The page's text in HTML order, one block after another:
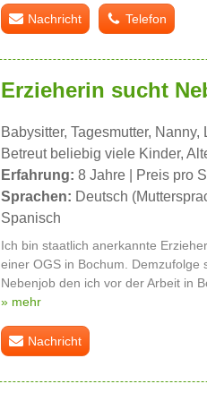
Nachricht Telefon
Erzieherin sucht
Babysitter, Tagesmutter, Nanny,
Betreut beliebig viele Kinder,
Erfahrung: 8 Jahre | Preis pro
Sprachen: Deutsch
Spanisch
Ich bin staatlich anerkannte
einer OGS in Bochum. Demzufolge
Nebenjob den ich vor der Arbeit in
» mehr
Nachricht